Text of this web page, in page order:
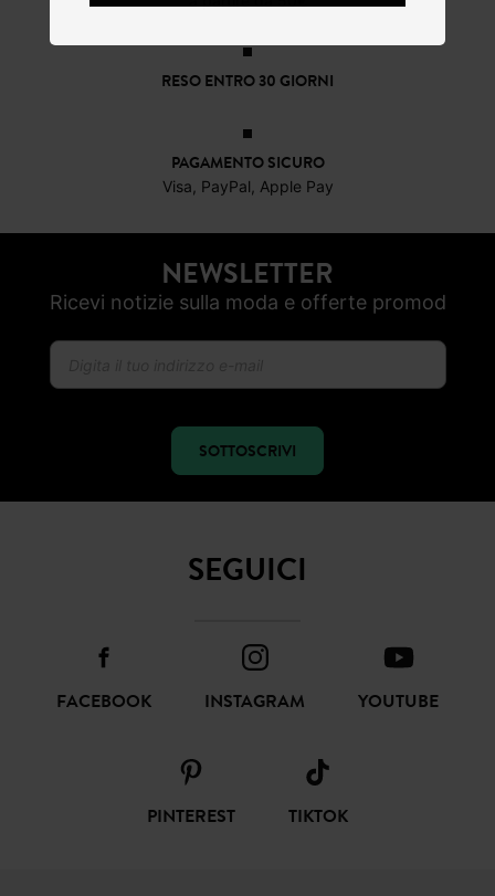
RESO ENTRO 30 GIORNI
PAGAMENTO SICURO
Visa, PayPal, Apple Pay
NEWSLETTER
Ricevi notizie sulla moda e offerte promod
SOTTOSCRIVI
SEGUICI
FACEBOOK INSTAGRAM YOUTUBE
PINTEREST TIKTOK